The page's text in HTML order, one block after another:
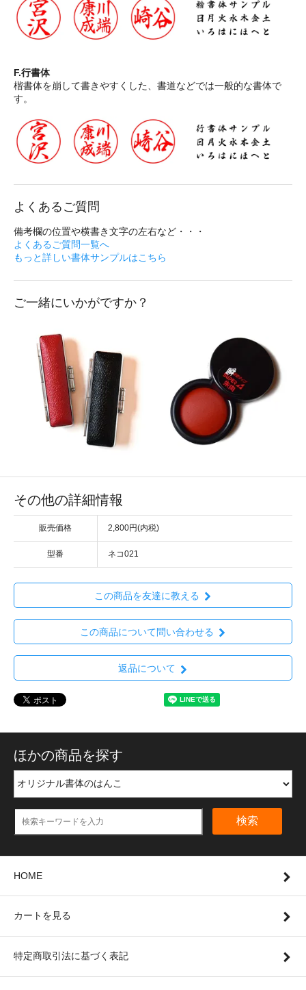
F.行書体
楷書体を崩して書きやすくした、書道などでは一般的な書体で
す。
よくあるご質問
備考欄の位置や横書き文字の左右など・・・
よくあるご質問一覧へ
もっと詳しい書体サンプルはこちら
ご一緒にいかがですか？
その他の詳細情報
販売価格 2,800円(内税)
型番 ネコ021
この商品を友達に教える
この商品について問い合わせる
返品について
ほかの商品を探す
検索
HOME
カートを見る
特定商取引法に基づく表記